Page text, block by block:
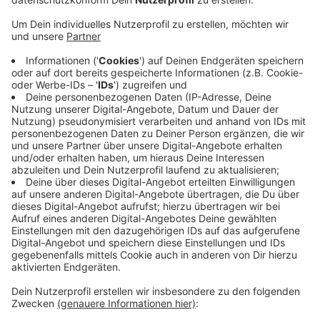
Ein weiteres Feuer gab es am frühen Sonntagmorgen
(25.09.) in Dülken. Hier brannte auf einer Wiese im
Bereich Hospitalstraße/Ransberg ein Kleinbus. Das
Fahrzeug war nicht mehr zu retten und wurde durch die
Flammen vollkommen zerstört. Am Samstagmorgen
(24.09.) brannten zudem noch mehrere Strohballen an
der Breyeller Straße, ebenfalls in Dülken. In allen
Fällen geht die Polizei von Brandstiftung aus - und
sucht jetzt nach Zeugen.
Anzeige